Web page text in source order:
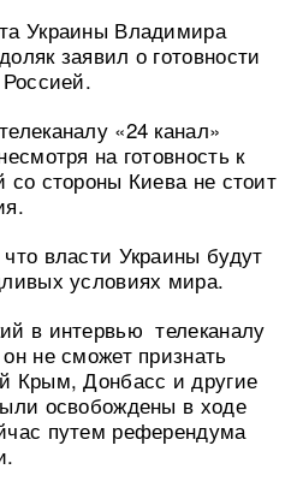
Украины Владимира
заявил о готовности
«24 канал»
на готовность к
со стороны Киева не стоит
власти Украины будут
условиях мира.
в интервью телеканалу
не сможет признать
Крым, Донбасс и другие
освобождены в ходе
путем референдума